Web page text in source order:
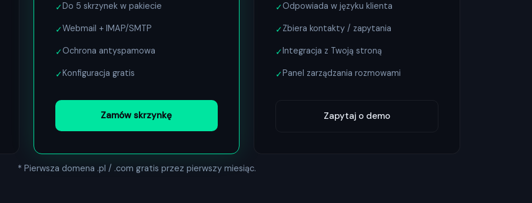
✓Do 5 skrzynek w pakiecie
✓Webmail + IMAP/SMTP
✓Ochrona antyspamowa
✓Konfiguracja gratis
Zamów skrzynkę
✓Odpowiada w języku klienta
✓Zbiera kontakty / zapytania
✓Integracja z Twoją stroną
✓Panel zarządzania rozmowami
Zapytaj o demo
* Pierwsza domena .pl / .com gratis przez pierwszy miesiąc.